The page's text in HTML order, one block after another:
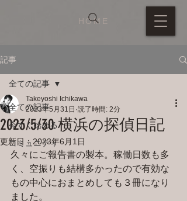
HOME
記事
全ての記事
今すぐ始める
コミュニティ
全ての記事
2023/5/30 横浜の探偵日記
Takeyoshi Ichikawa
2023年5月31日 読了時間: 2分
更新日： 2023年6月1日
久々にご報告書の製本。稼働日数も多
く、空振りも結構多かったので有効な
もの中心におまとめしても３冊になり
ました。